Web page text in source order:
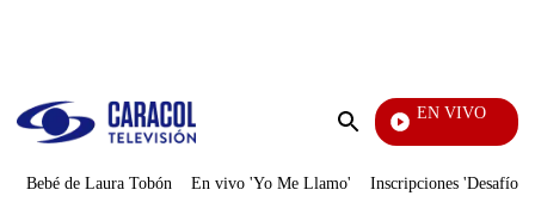
Enviar
EN VIVO
Bebé de Laura Tobón En vivo 'Yo Me Llamo' Inscripciones 'Desafío'